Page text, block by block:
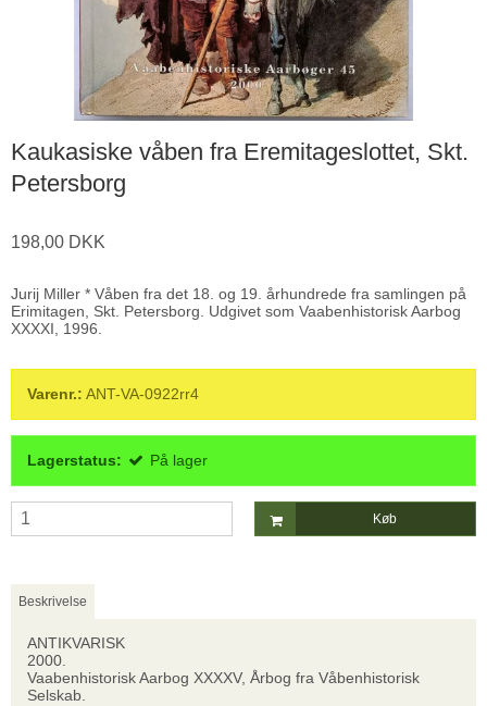
Kaukasiske våben fra Eremitageslottet, Skt.
Petersborg
198,00 DKK
Jurij Miller * Våben fra det 18. og 19. århundrede fra samlingen på
Erimitagen, Skt. Petersborg. Udgivet som Vaabenhistorisk Aarbog
XXXXI, 1996.
Varenr.: ANT-VA-0922rr4
Lagerstatus: På lager
Køb
Beskrivelse
ANTIKVARISK
2000.
Vaabenhistorisk Aarbog XXXXV, Årbog fra Våbenhistorisk
Selskab.